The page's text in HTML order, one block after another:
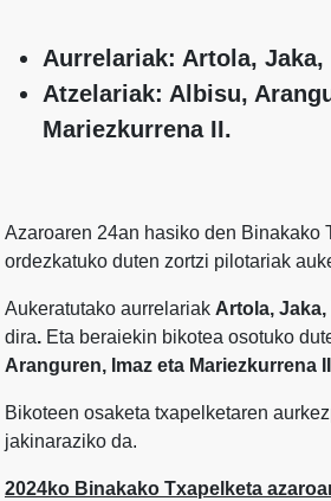
Aurrelariak: Artola, Jaka,
Atzelariak: Albisu,
Mariezkurrena II.
Azaroaren 24an hasiko den Binakako
ordezkatuko duten zortzi pilotariak
Aukeratutako aurrelariak Artola, Jaka,
dira. Eta beraiekin bikotea osotuko
Aranguren, Imaz eta Mariezkurrena
Bikoteen osaketa txapelketaren
jakinaraziko da.
2024ko Binakako Txapelketa